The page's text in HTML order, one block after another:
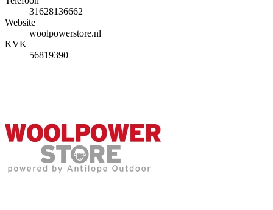
31628136662
Website
woolpowerstore.nl
KVK
56819390